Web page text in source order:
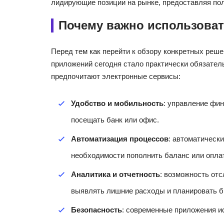
лидирующие позиции на рынке, предоставляя
Почему важно
Перед тем как перейти к обзору конкретных
приложений сегодня стало практически
предпочитают электронные сервисы:
Удобство и мобильность: управление
посещать банк или офис.
Автоматизация процессов:
необходимости пополнить баланс или
Аналитика и отчетность: возможность
выявлять лишние расходы и планировать
Безопасность: современные приложения